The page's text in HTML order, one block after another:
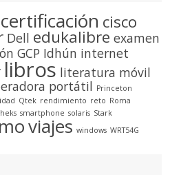
certificación cisco
Dell edukalibre examen
GCP Idhún internet
libros literatura móvil
portátil Princeton
Qtek rendimiento reto Roma
smartphone solaris Stark
viajes windows WRT54G